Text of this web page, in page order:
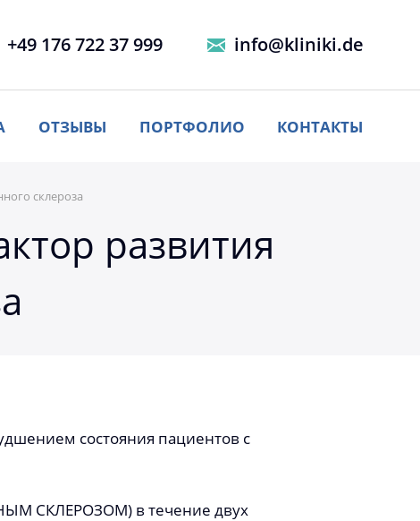
+49 176 722 37 999 info@kliniki.de
ОТЗЫВЫ ПОРТФОЛИО КОНТАКТЫ
склероза
развития
состояния пациентов с
СКЛЕРОЗОМ) в течение двух